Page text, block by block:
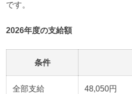
です。
2026年度の支給額
条件
全部支給 48,050円